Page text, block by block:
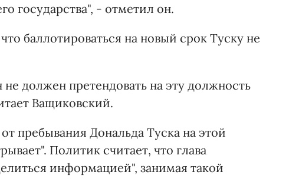
государства", - отметил он.
баллотироваться на новый срок Туску не
должен претендовать на эту должность
Ващиковский.
пребывания Дональда Туска на этой
Политик считает, что глава
информацией", занимая такой